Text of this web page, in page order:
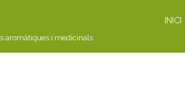
aromàtiques i medicinals
INICI